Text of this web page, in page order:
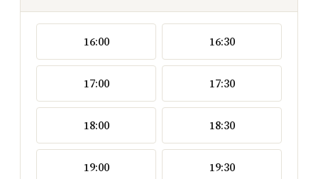
16:00 16:30
17:00 17:30
18:00 18:30
19:00 19:30